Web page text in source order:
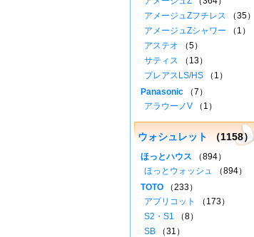
アメージュZフチレス （35）
アメージュZシャワー （1）
アステオ （5）
サティス （13）
プレアスLS/HS （1）
Panasonic （7）
アラウーノV （1）
ウォシュレット （1158）
ほっとハウス （894）
ほっとウォッシュ （894）
TOTO （233）
アプリコット
（173）
S2・S1 （8）
SB （31）